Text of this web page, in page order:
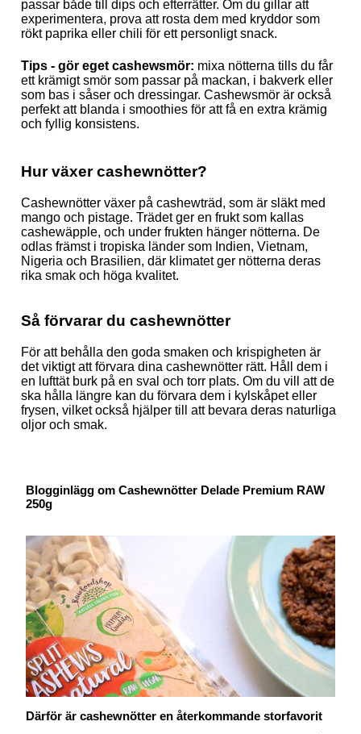
passar både till dips och efterrätter. Om du gillar att
experimentera, prova att rosta dem med kryddor som
rökt paprika eller chili för ett personligt snack.
Tips - gör eget cashewsmör: mixa nötterna tills du får
ett krämigt smör som passar på mackan, i bakverk eller
som bas i såser och dressingar. Cashewsmör är också
perfekt att blanda i smoothies för att få en extra krämig
och fyllig konsistens.
Hur växer cashewnötter?
Cashewnötter växer på cashewträd, som är släkt med
mango och pistage. Trädet ger en frukt som kallas
cashewäpple, och under frukten hänger nötterna. De
odlas främst i tropiska länder som Indien, Vietnam,
Nigeria och Brasilien, där klimatet ger nötterna deras
rika smak och höga kvalitet.
Så förvarar du cashewnötter
För att behålla den goda smaken och krispigheten är
det viktigt att förvara dina cashewnötter rätt. Håll dem i
en lufttät burk på en sval och torr plats. Om du vill att de
ska hålla längre kan du förvara dem i kylskåpet eller
frysen, vilket också hjälper till att bevara deras naturliga
oljor och smak.
Blogginlägg om Cashewnötter Delade Premium RAW
250g
Därför är cashewnötter en återkommande storfavorit